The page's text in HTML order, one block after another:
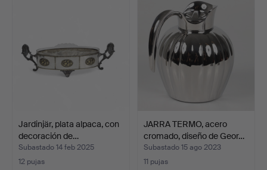
Jardinjär, plata alpaca, con
decoración de…
Subastado 14 feb 2025
12 pujas
JARRA TERMO, acero
cromado, diseño de Geor…
Subastado 15 ago 2023
11 pujas